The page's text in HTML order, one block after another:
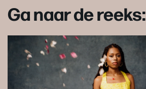
Ga naar de reeks: